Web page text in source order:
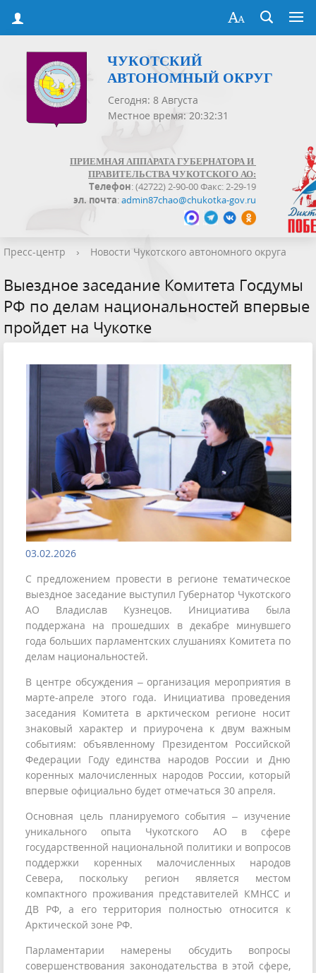
ЧУКОТСКИЙ
АВТОНОМНЫЙ ОКРУГ
Сегодня: 8 Августа
Местное время: 20:32:31
ПРИЕМНАЯ АППАРАТА ГУБЕРНАТОРА И
ПРАВИТЕЛЬСТВА ЧУКОТСКОГО АО:
Телефон: (42722) 2-90-00 Факс: 2-29-19
эл. почта:admin87chao@chukotka-gov.ru
Пресс-центр › Новости Чукотского автономного округа
Выездное заседание Комитета Госдумы
РФ по делам национальностей впервые
пройдет на Чукотке
03.02.2026
С предложением провести в регионе тематическое
выездное заседание выступил Губернатор Чукотского
АО Владислав Кузнецов. Инициатива была
поддержана на прошедших в декабре минувшего
года больших парламентских слушаниях Комитета по
делам национальностей.
В центре обсуждения – организация мероприятия в
марте-апреле этого года. Инициатива проведения
заседания Комитета в арктическом регионе носит
знаковый характер и приурочена к двум важным
событиям: объявленному Президентом Российской
Федерации Году единства народов России и Дню
коренных малочисленных народов России, который
впервые официально будет отмечаться 30 апреля.
Основная цель планируемого события – изучение
уникального опыта Чукотского АО в сфере
государственной национальной политики и вопросов
поддержки коренных малочисленных народов
Севера, поскольку регион является местом
компактного проживания представителей КМНСС и
ДВ РФ, а его территория полностью относится к
Арктической зоне РФ.
Парламентарии намерены обсудить вопросы
совершенствования законодательства в этой сфере,